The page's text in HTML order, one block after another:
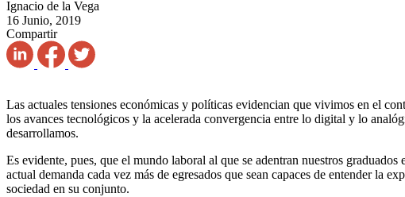
Ignacio de la Vega
16 Junio, 2019
Compartir
Las actuales tensiones económicas y políticas evidencian que vivimos en el
los avances tecnológicos y la acelerada convergencia entre lo digital y lo
desarrollamos.
Es evidente, pues, que el mundo laboral al que se adentran nuestros
actual demanda cada vez más de egresados que sean capaces de entender la
sociedad en su conjunto.